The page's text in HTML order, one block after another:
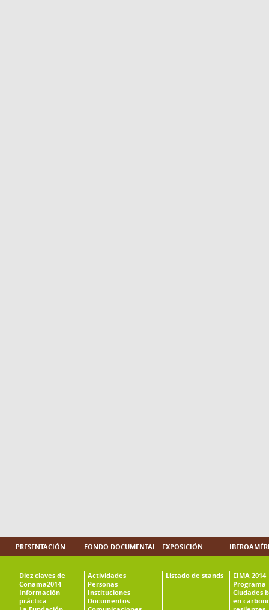
PRESENTACIÓN
Diez claves de
Conama2014
Información
práctica
FONDO DOCUMENTAL
Actividades
Personas
Instituciones
Documentos
EXPOSICIÓN
Listado de stands
EIMA 2014
Programa
Ciudades
en